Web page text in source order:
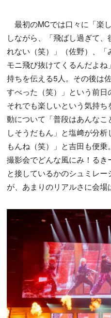
最初のMCでは口々に「楽
しながら、「飛ばし過ぎて
れない（笑）」（佐野）、
モニ飛び抜けてくるんだよ
持ちを伝える5人。その後は
すべった（笑）」という前日
それでも楽しいという気持
動について「普段はあんな
しそうだもん」と塩﨑が分
もんね（笑）」と吉田も便
撮影会でどんな風にみ！るき
と接しているかのシュミレ
が、あまりのリアルさに会場